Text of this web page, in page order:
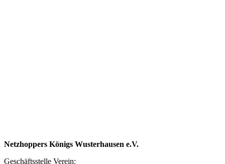
Netzhoppers Königs Wusterhausen e.V.
Geschäftsstelle Verein: